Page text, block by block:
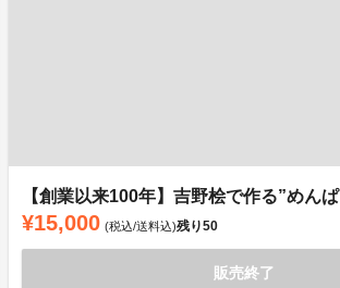
【創業以来100年】吉野桧で作る”めんぱ
¥15,000 (税込/送料込)残り50
販売終了